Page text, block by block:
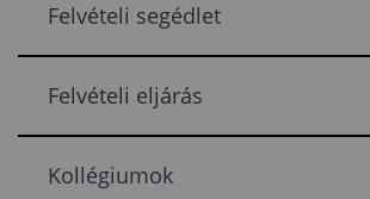
Felvételi segédlet
Felvételi eljárás
Kollégiumok